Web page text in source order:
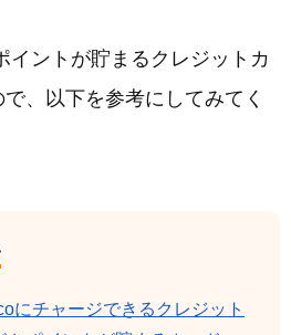
イントが貯まるクレジットカ
、以下を参考にしてみてく
にチャージできるクレジット